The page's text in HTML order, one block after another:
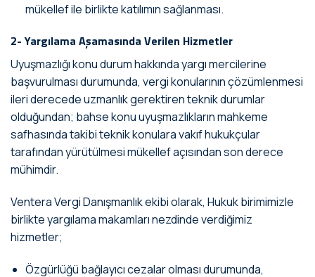
mükellef ile birlikte katılımın sağlanması.
2- Yargılama Aşamasında Verilen Hizmetler
Uyuşmazlığı konu durum hakkında yargı mercilerine
başvurulması durumunda, vergi konularının çözümlenmesi
ileri derecede uzmanlık gerektiren teknik durumlar
olduğundan; bahse konu uyuşmazlıkların mahkeme
safhasında takibi teknik konulara vakıf hukukçular
tarafından yürütülmesi mükellef açısından son derece
mühimdir.
Ventera Vergi Danışmanlık ekibi olarak, Hukuk birimimizle
birlikte yargılama makamları nezdinde verdiğimiz
hizmetler;
Özgürlüğü bağlayıcı cezalar olması durumunda,